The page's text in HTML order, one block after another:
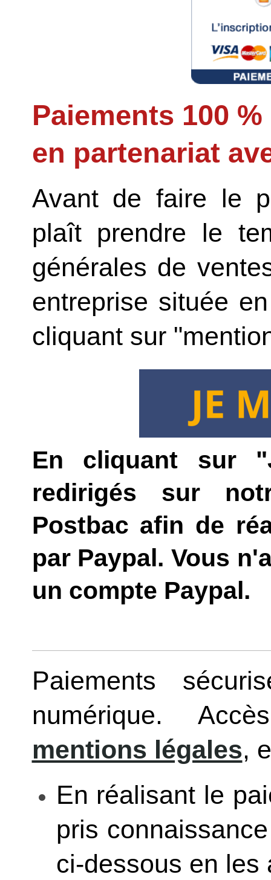
Paiements 100
en partenariat
Avant de faire le
plaît prendre le
générales de
entreprise située
cliquant sur
En cliquant sur
redirigés sur
Postbac afin de
par Paypal. Vous
un compte Paypal.
Paiements
numérique.
mentions légales,
En réalisant le
pris
ci-dessous en les